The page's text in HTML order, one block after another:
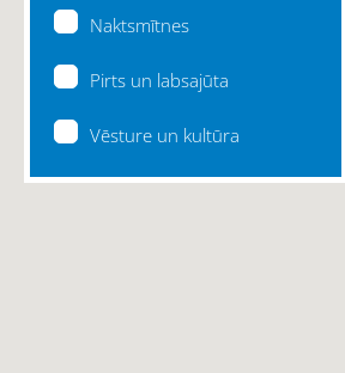
Naktsmītnes
Pirts un labsajūta
Vēsture un kultūra